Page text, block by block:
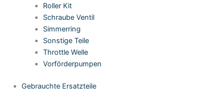
Roller Kit
Schraube Ventil
Simmerring
Sonstige Teile
Throttle Welle
Vorförderpumpen
Gebrauchte Ersatzteile